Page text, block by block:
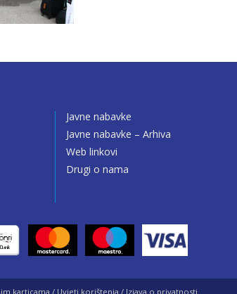
Javne nabavke
Javne nabavke – Arhiva
Web linkovi
Drugi o nama
karticama / Uvjeti korištenja / Izjava o privatnosti